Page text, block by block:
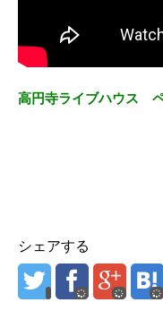
高円寺ライブハウス
シェアする